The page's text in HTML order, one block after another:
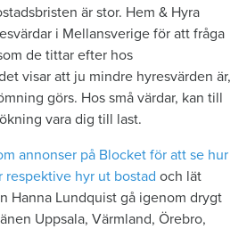
är stor. Hem & Hyra
i Mellansverige för att fråga
de tittar efter hos
visar att ju mindre hyresvärden är,
görs. Hos små värdar, kan till
vara dig till last.
annonser på Blocket för att se hur
respektive hyr ut bostad och lät
Hanna Lundquist gå igenom drygt
Uppsala, Värmland, Örebro,